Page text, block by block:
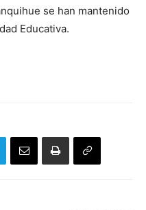
se han mantenido
Educativa.